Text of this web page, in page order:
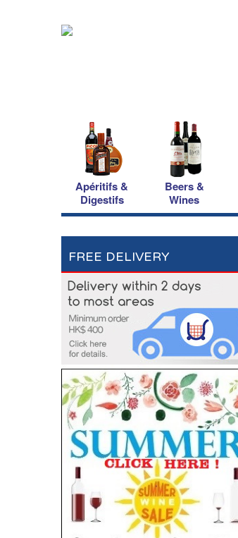
Apéritifs &
Digestifs
Beers &
Wines
FREE DELIVERY